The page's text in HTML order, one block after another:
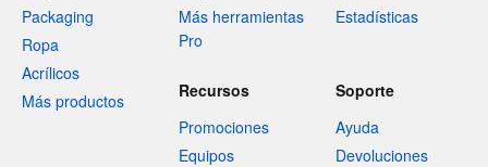
Packaging
Ropa
Acrílicos
Más productos
Más herramientas
Pro
Estadísticas
Recursos
Promociones
Equipos
Soporte
Ayuda
Devoluciones